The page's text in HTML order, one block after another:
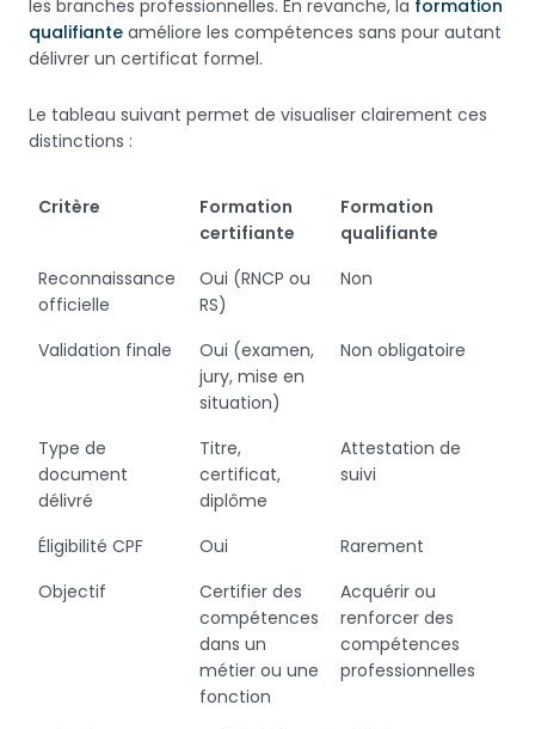
les branches professionnelles. En revanche, la formation
qualifiante améliore les compétences sans pour autant
délivrer un certificat formel.
Le tableau suivant permet de visualiser clairement ces
distinctions :
Critère
Formation
certifiante
Formation
qualifiante
Reconnaissance
officielle
Oui (RNCP ou
RS)
Non
Validation finale
Oui (examen,
jury, mise en
situation)
Non obligatoire
Type de
document
délivré
Titre,
certificat,
diplôme
Attestation de
suivi
Éligibilité CPF Oui
Rarement
Objectif
Certifier des
compétences
dans un
métier ou une
fonction
Acquérir ou
renforcer des
compétences
professionnelles